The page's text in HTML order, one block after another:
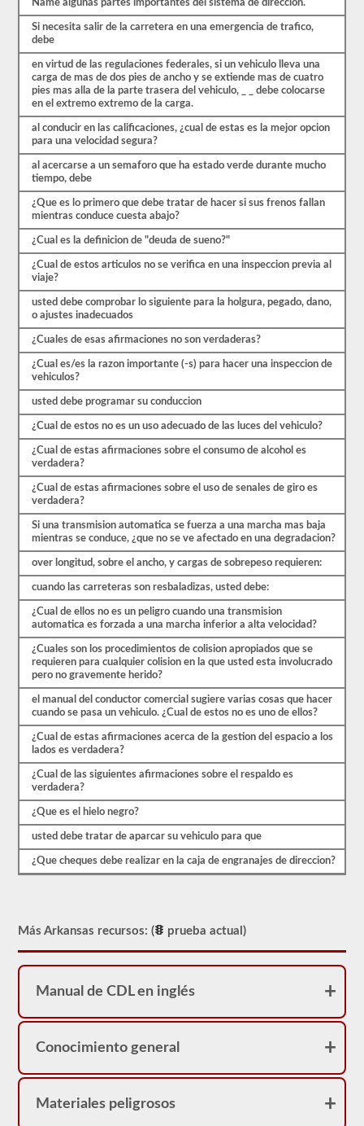
estrés
de
preguntas
con
que
encontrarás
y
hacen
que
pasar
sea
fácil.
Tenemos
preguntas
que
pertenecen
examen
Conocimiento
general
distribuidas
en
ocho
exámenes
de
práctica
disponibles
forma
gratuita.
realizar
todas
pruebas
y
tener
un
buen
conocimiento
del
material
antes
salir
para
tomar
real.
Name algunas partes importantes del sistema de direccion.
Si necesita salir de la carretera en una emergencia de trafico,
debe
en virtud de las regulaciones federales, si un vehiculo lleva una
carga de mas de dos pies de ancho y se extiende mas de cuatro
pies mas alla de la parte trasera del vehiculo, _ _ debe colocarse
en el extremo extremo de la carga.
al conducir en las calificaciones, ¿cual de estas es la mejor opcion
para una velocidad segura?
al acercarse a un semaforo que ha estado verde durante mucho
tiempo, debe
¿Que es lo primero que debe tratar de hacer si sus frenos fallan
mientras conduce cuesta abajo?
¿Cual es la definicion de "deuda de sueno?"
¿Cual de estos articulos no se verifica en una inspeccion previa al
viaje?
usted debe comprobar lo siguiente para la holgura, pegado, dano,
o ajustes inadecuados
¿Cuales de esas afirmaciones no son verdaderas?
¿Cual es/es la razon importante (-s) para hacer una inspeccion de
vehiculos?
usted debe programar su conduccion
¿Cual de estos no es un uso adecuado de las luces del vehiculo?
¿Cual de estas afirmaciones sobre el consumo de alcohol es
verdadera?
¿Cual de estas afirmaciones sobre el uso de senales de giro es
verdadera?
Si una transmision automatica se fuerza a una marcha mas baja
mientras se conduce, ¿que no se ve afectado en una degradacion?
over longitud, sobre el ancho, y cargas de sobrepeso requieren:
cuando las carreteras son resbaladizas, usted debe:
¿Cual de ellos no es un peligro cuando una transmision
automatica es forzada a una marcha inferior a alta velocidad?
¿Cuales son los procedimientos de colision apropiados que se
requieren para cualquier colision en la que usted esta involucrado
pero no gravemente herido?
el manual del conductor comercial sugiere varias cosas que hacer
cuando se pasa un vehiculo. ¿Cual de estos no es uno de ellos?
¿Cual de estas afirmaciones acerca de la gestion del espacio a los
lados es verdadera?
¿Cual de las siguientes afirmaciones sobre el respaldo es
verdadera?
¿Que es el hielo negro?
usted debe tratar de aparcar su vehiculo para que
¿Que cheques debe realizar en la caja de engranajes de direccion?
Más Arkansas recursos: ( prueba actual)
Manual de CDL en inglés
Conocimiento general
Materiales peligrosos